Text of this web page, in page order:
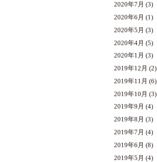
2020年7月 (3)
2020年6月 (1)
2020年5月 (3)
2020年4月 (5)
2020年1月 (3)
2019年12月 (2)
2019年11月 (6)
2019年10月 (3)
2019年9月 (4)
2019年8月 (3)
2019年7月 (4)
2019年6月 (8)
2019年5月 (4)